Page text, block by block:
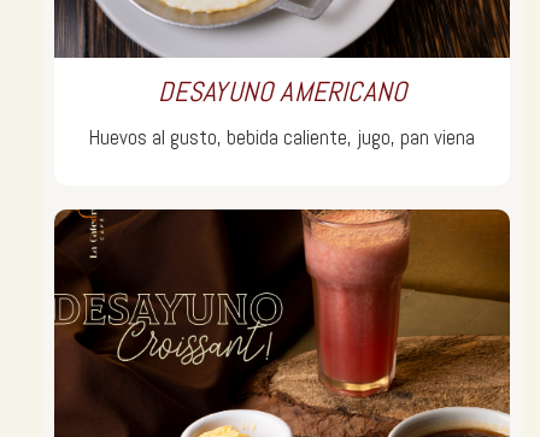
DESAYUNO AMERICANO
Huevos al gusto, bebida caliente, jugo, pan viena